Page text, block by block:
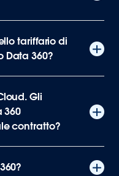
tariffario di
Data 360?
Gli
360
contratto?